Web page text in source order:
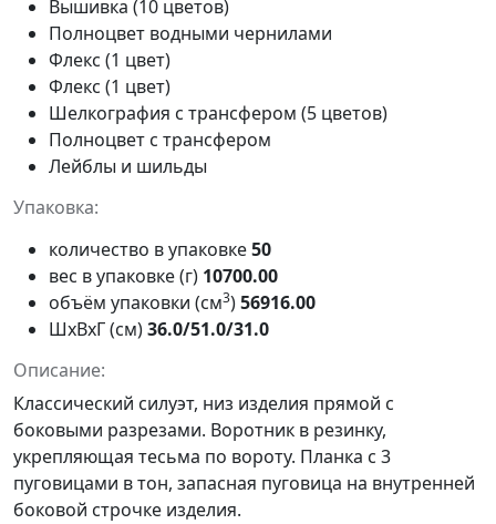
Вышивка (10 цветов)
Полноцвет водными чернилами
Флекс (1 цвет)
Флекс (1 цвет)
Шелкография с трансфером (5 цветов)
Полноцвет с трансфером
Лейблы и шильды
Упаковка:
количество в упаковке50
вес в упаковке (г) 10700.00
объём упаковки (см3)56916.00
ШxВxГ (см)36.0/51.0/31.0
Описание:
Классический силуэт, низ изделия прямой с
боковыми разрезами. Воротник в резинку,
укрепляющая тесьма по вороту. Планка с 3
пуговицами в тон, запасная пуговица на внутренней
боковой строчке изделия.